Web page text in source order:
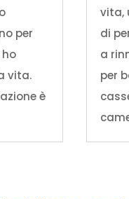
per
ho
vita.
è
vita,
di
a
per